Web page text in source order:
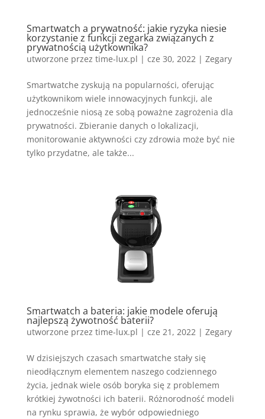
Smartwatch a prywatność: jakie ryzyka niesie
korzystanie z funkcji zegarka związanych z
prywatnością użytkownika?
utworzone przez time-lux.pl | cze 30, 2022 | Zegary
Smartwatche zyskują na popularności, oferując
użytkownikom wiele innowacyjnych funkcji, ale
jednocześnie niosą ze sobą poważne zagrożenia dla
prywatności. Zbieranie danych o lokalizacji,
monitorowanie aktywności czy zdrowia może być nie
tylko przydatne, ale także...
Smartwatch a bateria: jakie modele oferują
najlepszą żywotność baterii?
utworzone przez time-lux.pl | cze 21, 2022| Zegary
W dzisiejszych czasach smartwatche stały się
nieodłącznym elementem naszego codziennego
życia, jednak wiele osób boryka się z problemem
krótkiej żywotności ich baterii. Różnorodność modeli
na rynku sprawia, że wybór odpowiedniego